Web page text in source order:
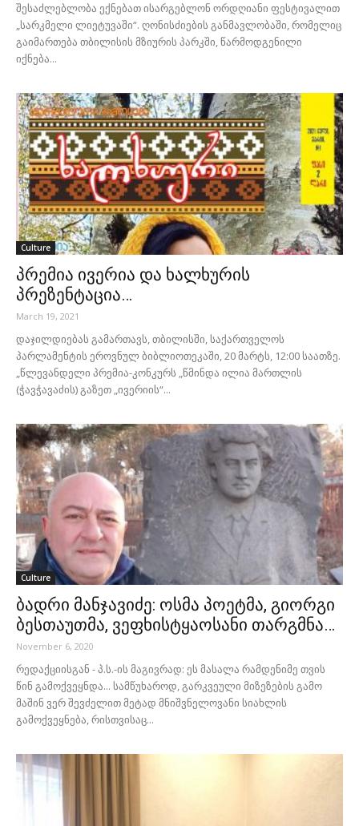
შესაძლებლობა ექნებათ ისარგებლონ ორდღიანი ფესტივალით
„სარკმელი ლიეტუვაში“. ღონისძიების განმავლობაში, რომელიც
გაიმართება თბილისის მზიურის პარკში, წარმოდგენილი
იქნება...
Culture
პრემია ივერია და ხალხურის
პრეზენტაცია…
March 19, 2021
დაჯილდიებას გამართავს, თბილისში, საქართველოს
პარლამენტის ეროვნულ ბიბლიოთეკაში, 20 მარტს, 12:00 საათზე.
„წლევანდელი პრემია-კონკურს „წმინდა ილია მართლის
(ჭავჭავაძის) გაზეთ „ივერიის“...
Culture
ბადრი მანჯავიძე: ოსმა პოეტმა, გიორგი
ბესთაუთმა, ვეფხისტყაოსანი თარგმნა…
November 6, 2020
რედაქციისგან - პ.ს.-ის მაგივრად: ეს მასალა რამდენიმე თვის
წინ გამოქვეყნდა... სამწუხაროდ, გარკვეული მიზეზების გამო
მაშინ ვერ შევძელით მეტად მნიშვნელოვანი სიახლის
გამოქვეყნება, რისთვისაც...